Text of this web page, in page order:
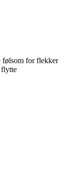
følsom for flekker
flytte